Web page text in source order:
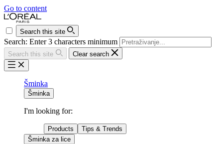
Go to content
Search this site
Search: Enter 3 characters minimum
Search this site Clear search
Šminka
Šminka
I'm looking for:
Products
Tips & Trends
Šminka za lice